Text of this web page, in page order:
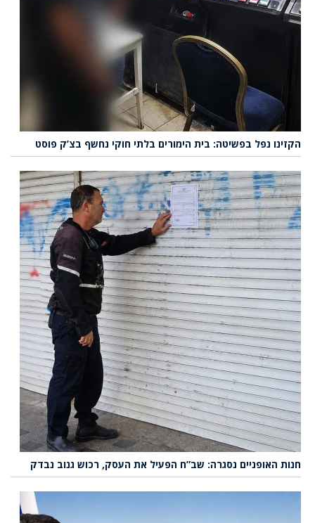
הקזינו נפל בפשיטה: בית הימורים בלתי חוקי נחשף בצ’ק פוסט
חנות האופניים נסגרה: שב”ח הפעיל את העסק, רכוש גנוב נבדק